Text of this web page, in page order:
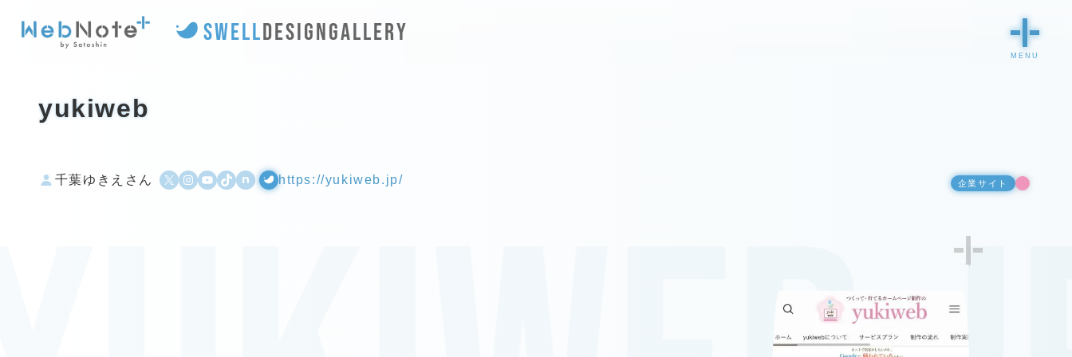
SWELLDESIGNGALLERY
yukiweb
千葉ゆきえさん X Instagram
YouTube
TikTok
500pxWordPress
https://yukiweb.jp/ 企業サイト
4